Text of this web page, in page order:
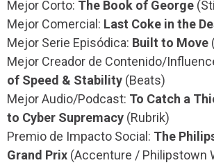
Mejor Corto: The Book of George
Mejor Comercial: Last Coke in the
Mejor Serie Episódica: Built to Move
Mejor Creador de Contenido/
of Speed & Stability (Beats)
Mejor Audio/Podcast: To Catch a
to Cyber Supremacy (Rubrik)
Premio de Impacto Social: The
Grand Prix (Accenture / Philipstown